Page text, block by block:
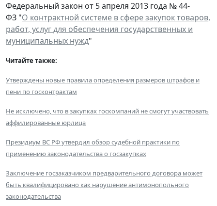
Федеральный закон от 5 апреля 2013 года № 44-
ФЗ "О контрактной системе в сфере закупок товаров,
работ, услуг для обеспечения государственных и
муниципальных нужд"
Читайте также:
Утверждены новые правила определения размеров штрафов и
пени по госконтрактам
Не исключено, что в закупках госкомпаний не смогут участвовать
аффилированные юрлица
Президиум ВС РФ утвердил обзор судебной практики по
применению законодательства о госзакупках
Заключение госзаказчиком предварительного договора может
быть квалифицировано как нарушение антимонопольного
законодательства